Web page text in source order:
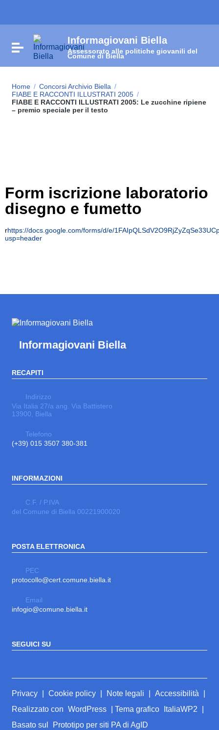
Attiva / disattiva la navigazione
Informagiovani Biella
Assessorato alle politiche giovanili del
Comune di Biella
Home / Concorsi Archivio Biella /
FIABE E RACCONTI ILLUSTRATI 2005 /
FIABE E RACCONTI ILLUSTRATI 2005: Le zucchine ripiene
– premio speciale per il testo
Form iscrizione laboratorio
disegno e fumetto
rhttps://docs.google.com/forms/d/e/
usp=header
Informagiovani Biella
RECAPITI
Indirizzo
Via Italia 27/a ang. Via Battistero
13900, Biella
Telefono
(+39) 015 3507 380-381
INFORMAZIONI
C.F. / P.IVA
del Comune di Biella 00221900020
POSTA ELETTRONICA
PEC
protocollo@cert.comune.biella.it
Email
infogio@comune.biella.it
SEGUICI SU
Sezione Link Utili
Privacy Cookie policy Note legali Accessibilità
Realizzato con WordPress Tema grafico ItaliaWP2
Basato sul
Prototipo per siti PA di AgID